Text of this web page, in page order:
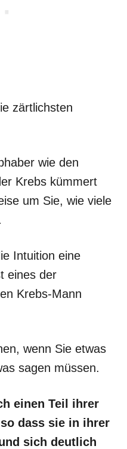
zärtlichsten
wie den
Krebs kümmert
um Sie, wie viele
Intuition eine
eines der
Krebs-Mann
wenn Sie etwas
sagen müssen.
einen Teil ihrer
dass sie in ihrer
sich deutlich